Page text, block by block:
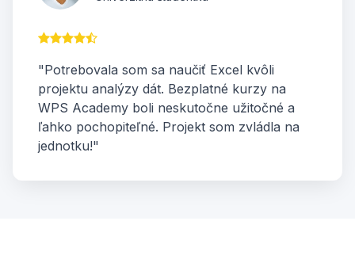
"Potrebovala som sa naučiť Excel kvôli
projektu analýzy dát. Bezplatné kurzy na
WPS Academy boli neskutočne užitočné a
ľahko pochopiteľné. Projekt som zvládla na
jednotku!"